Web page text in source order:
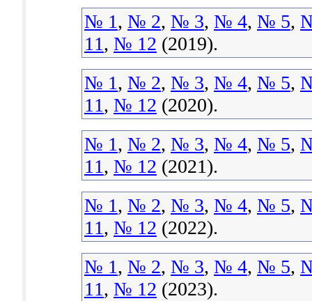
№ 1, № 2, № 3, № 4, № 5,
11, № 12 (2019).
№ 1, № 2, № 3, № 4, № 5,
11, № 12 (2020).
№ 1, № 2, № 3, № 4, № 5,
11, № 12 (2021).
№ 1, № 2, № 3, № 4, № 5,
11, № 12 (2022).
№ 1, № 2, № 3, № 4, № 5,
11, № 12 (2023).